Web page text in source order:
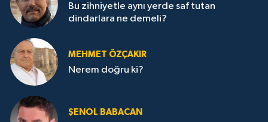
Bu zihniyetle aynı yerde saf tutan
dindarlara ne demeli?
MEHMET ÖZÇAKIR
Nerem doğru ki?
ŞENOL BABACAN